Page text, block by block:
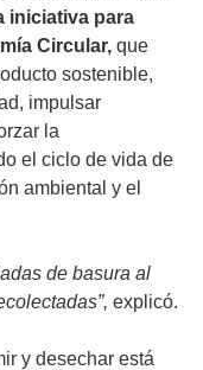
iniciativa para
Circular, que
sostenible,
impulsar
la
el ciclo de vida de
ambiental y el
de basura al
explicó.
y desechar está